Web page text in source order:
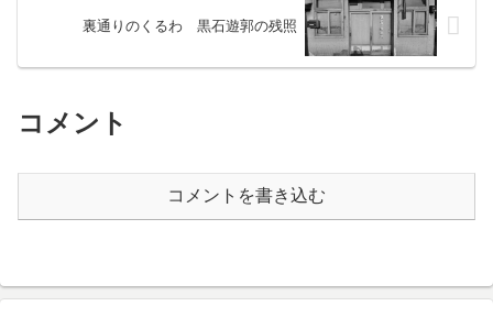
裏通りのくるわ 黒石遊郭の残照
コメント
コメントを書き込む